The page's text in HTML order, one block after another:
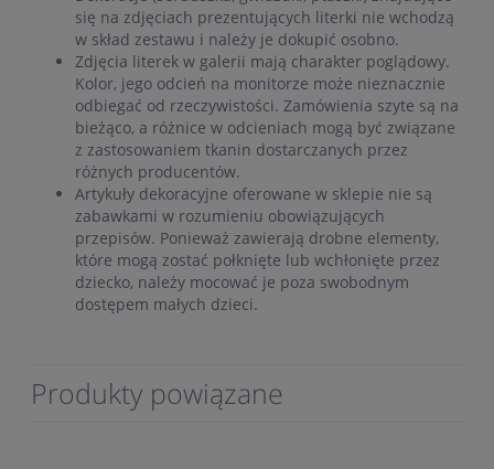
się na zdjęciach prezentujących literki nie wchodzą
w skład zestawu i należy je dokupić osobno.
Zdjęcia literek w galerii mają charakter poglądowy.
Kolor, jego odcień na monitorze może nieznacznie
odbiegać od rzeczywistości. Zamówienia szyte są na
bieżąco, a różnice w odcieniach mogą być związane
z zastosowaniem tkanin dostarczanych przez
różnych producentów.
Artykuły dekoracyjne oferowane w sklepie nie są
zabawkami w rozumieniu obowiązujących
przepisów. Ponieważ zawierają drobne elementy,
które mogą zostać połknięte lub wchłonięte przez
dziecko, należy mocować je poza swobodnym
dostępem małych dzieci.
Produkty powiązane